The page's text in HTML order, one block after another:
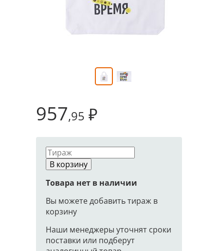
957,95 ₽
В корзину
Товара нет в наличии
Вы можете добавить тираж в
корзину
Наши менеджеры уточнят сроки
поставки или подберут